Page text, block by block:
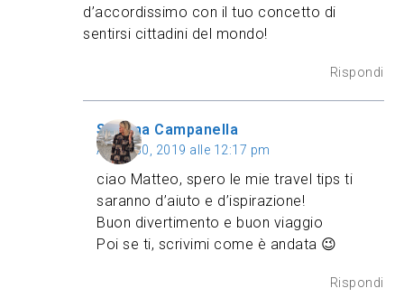
d’accordissimo con il tuo concetto di
sentirsi cittadini del mondo!
Rispondi
Sabrina Campanella
Aprile 30, 2019 alle 12:17 pm
ciao Matteo, spero le mie travel tips ti
saranno d’aiuto e d’ispirazione!
Buon divertimento e buon viaggio
Poi se ti, scrivimi come è andata 😉
Rispondi